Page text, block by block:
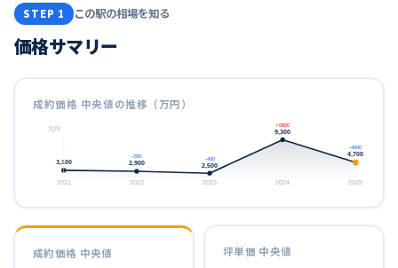
STEP 1 この駅の相場を知る
価格サマリー
成約価格 中央値の推移（万円）
万円
3,100
2021
2,900
-200
2022
2,500
-400
2023
9,300
+6800
2024
4,700
-4600
2025
成約価格 中央値 坪単価 中央値